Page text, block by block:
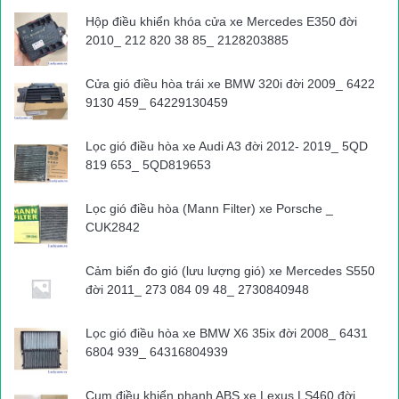
đường Trường Sơn Đông thuộc gói thầu số Đ10 có 3 vị trí sạt
lở taluy dương tại các Km 120+900, Km 121+700, Km
121+900. Riêng vị trí Km 121+900 đang tiếp tục sạt lở.
“Để đảm bảo an toàn giao thông cho các phương tiện qua lại,
đoàn Sơn Hải khẩn trương khắc phục, hót các các vị trí sạt lở”,
ông Bình cho biết.
>>> Một số vị trí sạt lở tại các tuyến quốc lộ qua địa bàn
Quảng Nam do mưa lớn:
Cây ngã chắn ngang đường trên đường Hồ Chí Minh
Hộp điều khiển khóa cửa xe Mercedes E350 đời
2010_ 212 820 38 85_ 2128203885
Cửa gió điều hòa trái xe BMW 320i đời 2009_ 6422
9130 459_ 64229130459
Lọc gió điều hòa xe Audi A3 đời 2012- 2019_ 5QD
819 653_ 5QD819653
Lọc gió điều hòa (Mann Filter) xe Porsche _
CUK2842
Cảm biến đo gió (lưu lượng gió) xe Mercedes S550
đời 2011_ 273 084 09 48_ 2730840948
Lọc gió điều hòa xe BMW X6 35ix đời 2008_ 6431
6804 939_ 64316804939
Cụm điều khiển phanh ABS xe Lexus LS460 đời